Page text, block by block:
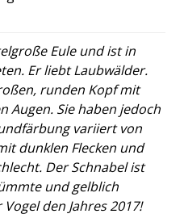
Eule und ist in
Er liebt Laubwälder.
runden Kopf mit
Augen. Sie haben jedoch
variiert von
dunklen Flecken und
Der Schnabel ist
und gelblich
den Jahres 2017!